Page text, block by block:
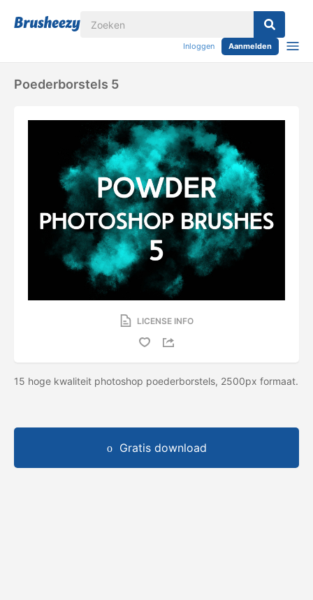
Inloggen Aanmelden
Poederborstels 5
LICENSE INFO
15 hoge kwaliteit photoshop poederborstels, 2500px formaat.
Gratis download